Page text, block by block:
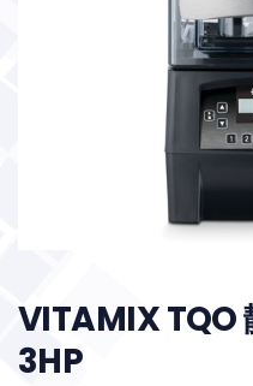
VITAMIX TQO
3HP